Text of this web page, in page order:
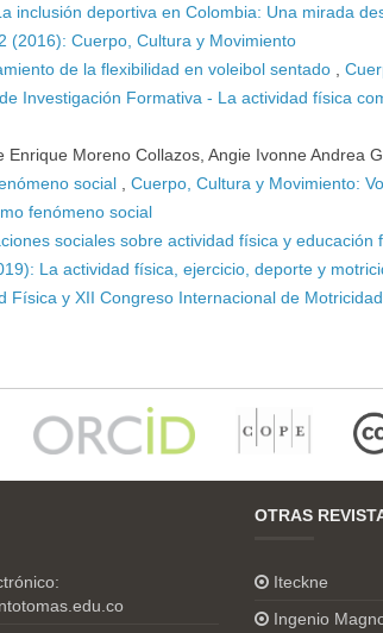
inclusión deportiva en Colombia: Una mirada
(2016): Cuerpo, Cultura y Movimiento
de la flexibilidad en voleibol sentado ,
Investigación Formativa - La actividad física
Moreno Collazos, Angie Ivonne Andrea
social ,Cuerpo, Cultura y Movimiento:
fenómeno social
sociales sobre actividad física y educación
La actividad física, ejercicio, deporte y
Física y XII Congreso Internacional de
OTRAS
Iteckne
Ingenio